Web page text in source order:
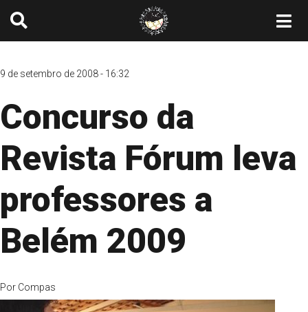
9 de setembro de 2008 - 16:32
Concurso da
Revista Fórum leva
professores a
Belém 2009
Por Compas